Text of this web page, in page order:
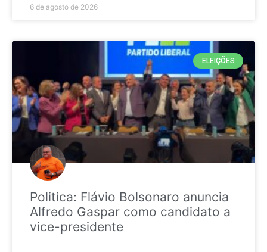
6 de agosto de 2026
ELEIÇÕES
Politica: Flávio Bolsonaro anuncia
Alfredo Gaspar como candidato a
vice-presidente